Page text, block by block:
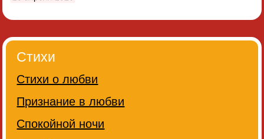
Стихи
Стихи о любви
Признание в любви
Спокойной ночи